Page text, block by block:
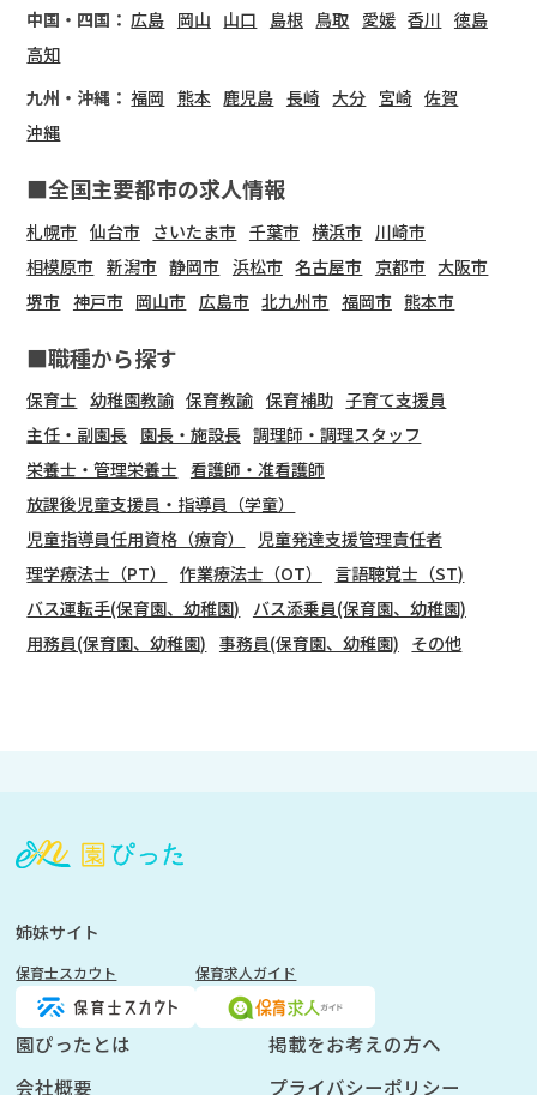
中国・四国： 広島 岡山 山口 島根 鳥取 愛媛 香川 徳島
高知
九州・沖縄： 福岡 熊本 鹿児島 長崎 大分 宮崎 佐賀
沖縄
■全国主要都市の求人情報
札幌市 仙台市 さいたま市 千葉市 横浜市
川崎市
相模原市 新潟市 静岡市 浜松市 名古屋市 京都市 大阪市
堺市 神戸市 岡山市 広島市 北九州市 福岡市 熊本市
■職種から探す
保育士 幼稚園教諭 保育教諭 保育補助 子育て支援員
主任・副園長 園長・施設長 調理師・調理スタッフ
栄養士・管理栄養士 看護師・准看護師
放課後児童支援員・指導員（学童）
児童指導員任用資格（療育）
児童発達支援管理責任者
理学療法士（PT）
作業療法士（OT）
言語聴覚士（ST)
バス運転手(保育園、幼稚園)
バス添乗員(保育園、幼稚園)
用務員(保育園、幼稚園) 事務員(保育園、幼稚園) その他
登
く
姉妹サイト
保育士スカウト 保育求人ガイド
園ぴったとは
掲載をお考えの方へ
会社概要
プライバシーポリシー